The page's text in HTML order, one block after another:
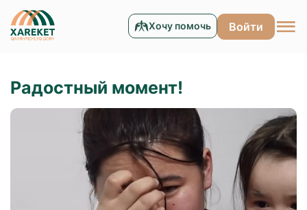
Хочу помочь Войти
Радостный момент!
Қазақша